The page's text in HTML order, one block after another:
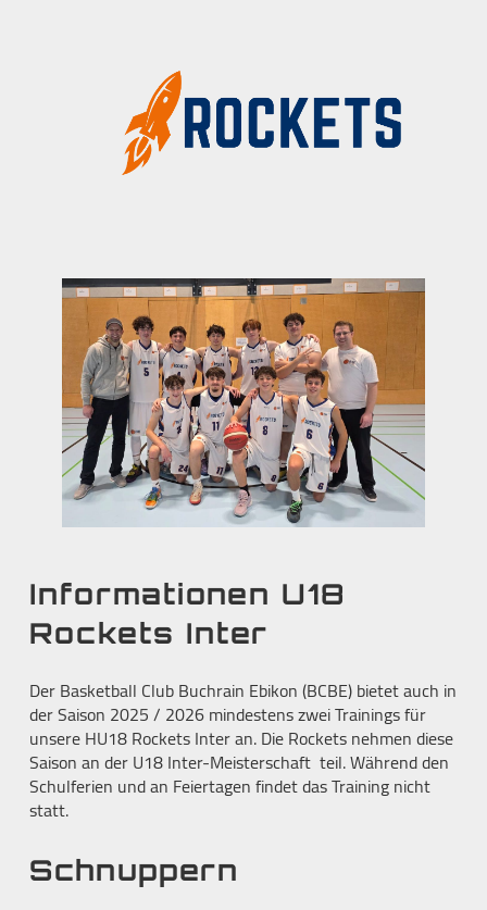
Informationen U18
Rockets Inter
Der Basketball Club Buchrain Ebikon (BCBE) bietet auch in
der Saison 2025 / 2026 mindestens zwei Trainings für
unsere HU18 Rockets Inter an. Die Rockets nehmen diese
Saison an der U18 Inter-Meisterschaft teil. Während den
Schulferien und an Feiertagen findet das Training nicht
statt.
Schnuppern